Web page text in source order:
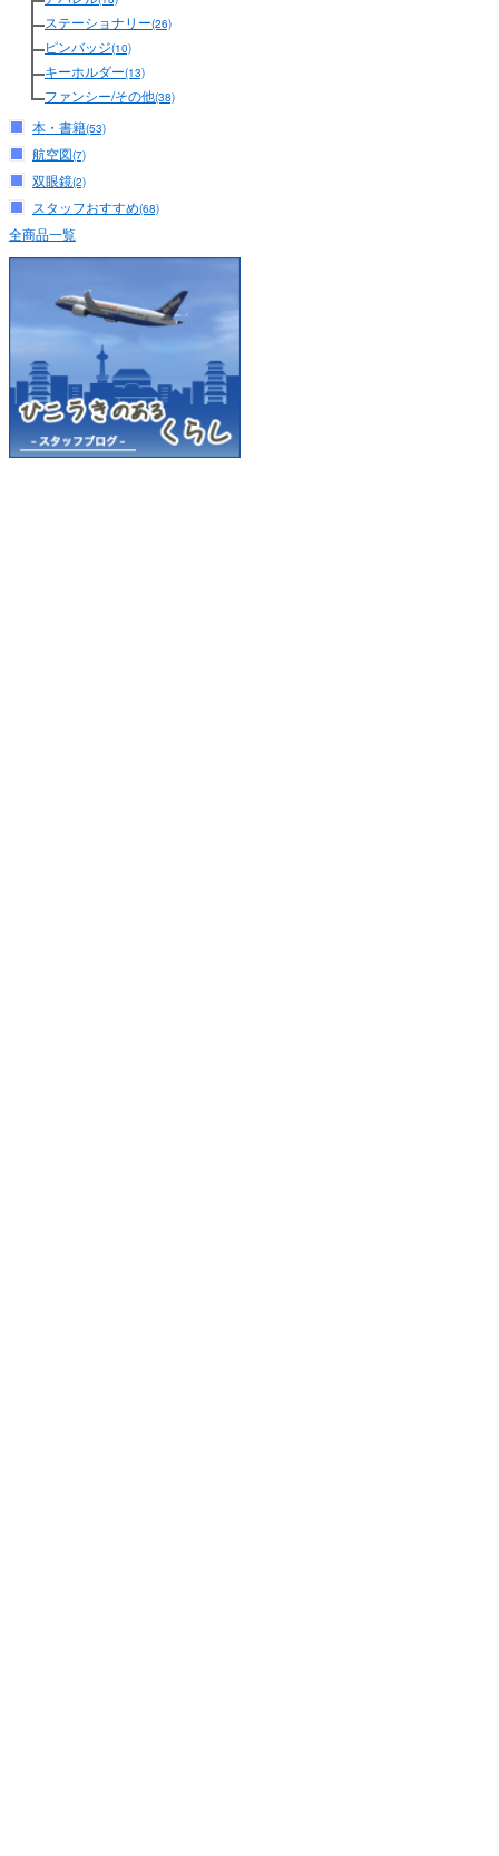
ステーショナリー(26)
ピンバッジ(10)
キーホルダー(13)
ファンシー/その他(38)
本・書籍(53)
航空図(7)
双眼鏡(2)
スタッフおすすめ(68)
全商品一覧